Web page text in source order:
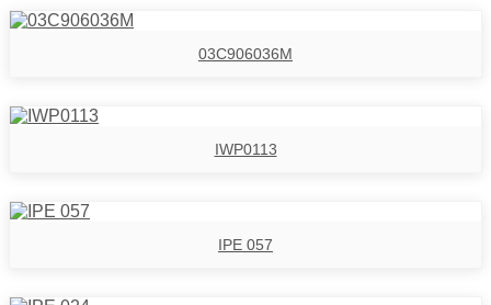
03C906036M
IWP0113
IPE 057